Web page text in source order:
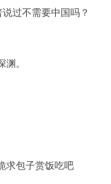
过不需要中国吗？
。
求包子赏饭吃吧